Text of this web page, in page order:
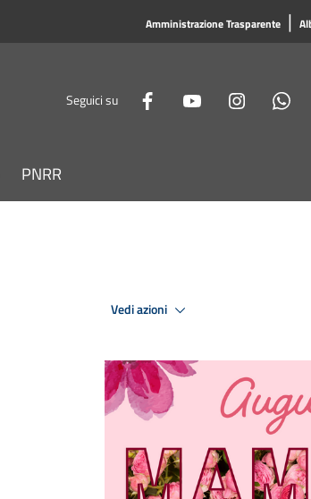
Amministrazione Trasparente |
Seguici su
PNRR
Vedi azioni